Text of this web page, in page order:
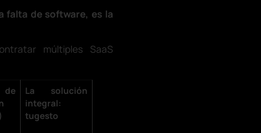
falta de software, es la
múltiples SaaS
La solución
integral:
tugesto